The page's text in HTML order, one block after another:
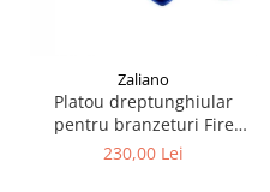
Zaliano
Platou dreptunghiular
pentru branzeturi Fire
Poppies, ceramica
230,00 Lei